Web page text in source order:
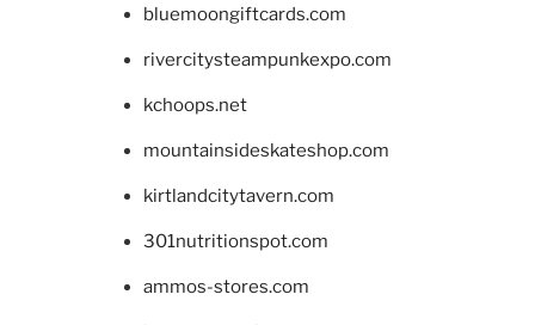
bluemoongiftcards.com
rivercitysteampunkexpo.com
kchoops.net
mountainsideskateshop.com
kirtlandcitytavern.com
301nutritionspot.com
ammos-stores.com